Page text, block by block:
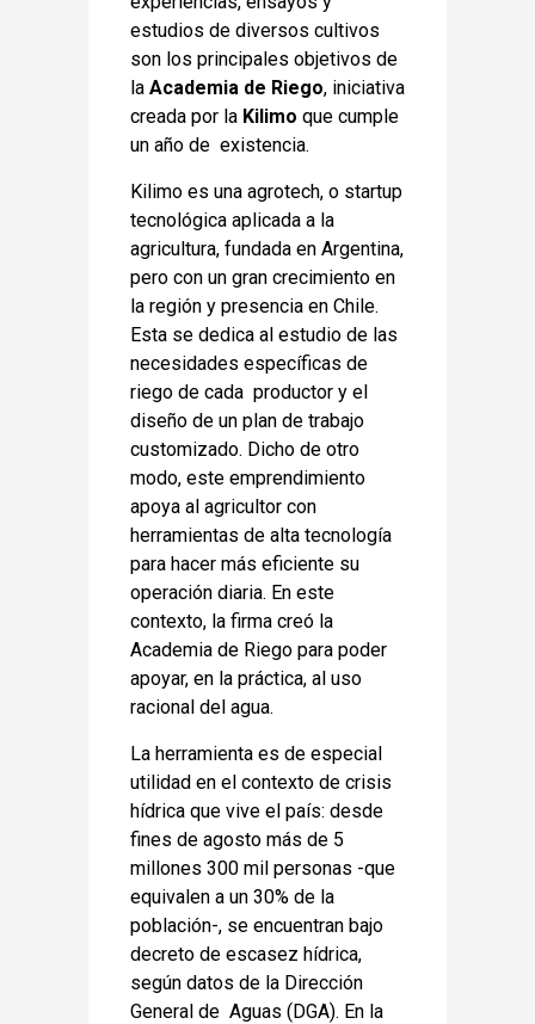
estudios de diversos cultivos
son los principales objetivos de
la Academia de Riego, iniciativa
creada por la Kilimo que cumple
un año de existencia.
Kilimo es una agrotech, o startup
tecnológica aplicada a la
agricultura, fundada en Argentina,
pero con un gran crecimiento en
la región y presencia en Chile.
Esta se dedica al estudio de las
necesidades específicas de
riego de cada productor y el
diseño de un plan de trabajo
customizado. Dicho de otro
modo, este emprendimiento
apoya al agricultor con
herramientas de alta tecnología
para hacer más eficiente su
operación diaria. En este
contexto, la firma creó la
Academia de Riego para poder
apoyar, en la práctica, al uso
racional del agua.
La herramienta es de especial
utilidad en el contexto de crisis
hídrica que vive el país: desde
fines de agosto más de 5
millones 300 mil personas -que
equivalen a un 30% de la
población-, se encuentran bajo
decreto de escasez hídrica,
según datos de la Dirección
General de Aguas (DGA). En la